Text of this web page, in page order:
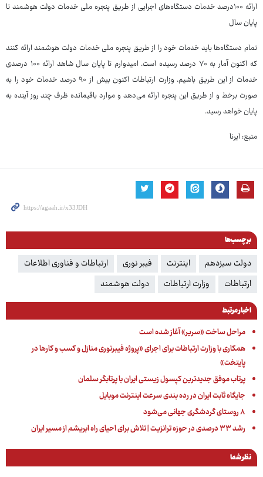
ارائه ۱۰۰درصد خدمات دستگاه‌های اجرایی از طریق پنجره ملی خدمات دولت هوشمند تا
پایان سال
تمام دستگاه‌ها باید خدمات خود را از طریق پنجره ملی خدمات دولت هوشمند ارائه کنند
که اکنون آمار به ۷۰ درصد رسیده است. امیدوارم تا پایان سال شاهد ارائه ۱۰۰ درصدی
خدمات از این طریق باشیم. وزارت ارتباطات اکنون بیش از ۹۰ درصد خدمات خود را به
صورت برخط و از طریق این پنجره ارائه می‌دهد و موارد باقیمانده ظرف چند روز آینده به
پایان خواهد رسید.
منبع: ایرنا
برچسب‌ها
دولت سیزدهم اینترنت فیبر نوری
ارتباطات و فناوری اطلاعات
ارتباطات
وزارت ارتباطات دولت هوشمند
اخبار مرتبط
مراحل ساخت «سریر» آغاز شده است
همکاری با وزارت ارتباطات برای اجرای «پروژه فیبرنوری منازل و کسب و کارها در
پایتخت»
پرتاب موفق جدیدترین کپسول زیستی ایران با پرتابگر سلمان
جایگاه ثابت ایران در رده بندی سرعت اینترنت موبایل
۸ روستای گردشگری جهانی می‌شود
رشد ۳۳ درصدی در حوزه ترانزیت | تلاش برای احیای راه ابریشم از مسیر ایران
نظر شما